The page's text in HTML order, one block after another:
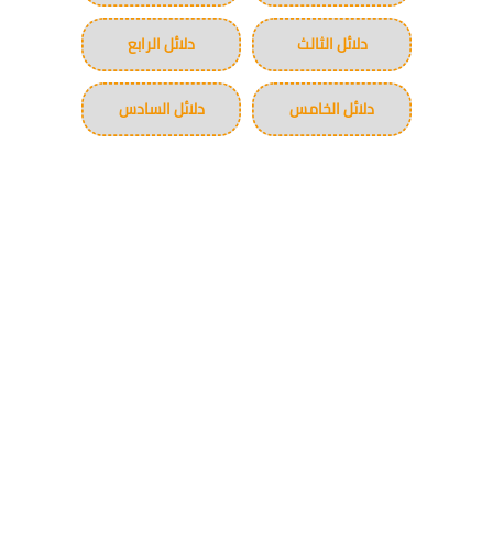
دلائل الثالث دلائل الرابع
دلائل الخامس دلائل السادس